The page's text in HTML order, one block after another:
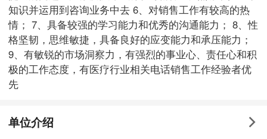
知识并运用到咨询业务中去 6、对销售工作有较高的热
情； 7、具备较强的学习能力和优秀的沟通能力； 8、性
格坚韧，思维敏捷，具备良好的应变能力和承压能力；
9、有敏锐的市场洞察力，有强烈的事业心、责任心和积
极的工作态度，有医疗行业相关电话销售工作经验者优
先
单位介绍